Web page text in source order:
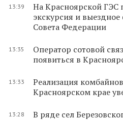
13:39
На Красноярской ГЭС
экскурсия и
Совета Федерации
13:35
Оператор сотовой
появиться в
13:33
Реализация
Красноярском крае
13:28
В ряде сел